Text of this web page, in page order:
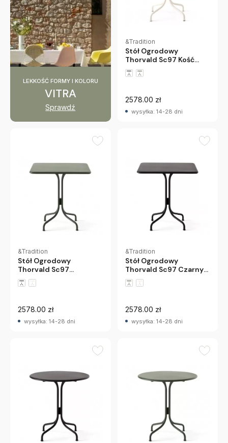
LEKKOŚĆ FORMY I KOLORU
VITRA
Sprawdź
&Tradition
Stół Ogrodowy
Thorvald Sc97 Kość
Słoniowa Andtradition
2578.00 zł
wysyłka: 14-28 dni
&Tradition
Stół Ogrodowy
Thorvald Sc97
Brązowo-Zielony
Andtradition
2578.00 zł
wysyłka: 14-28 dni
&Tradition
Stół Ogrodowy
Thorvald Sc97 Czarny
Andtradition
2578.00 zł
wysyłka: 14-28 dni